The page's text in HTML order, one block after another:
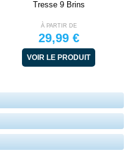
Tresse 9 Brins
À PARTIR DE
29,99 €
VOIR LE PRODUIT